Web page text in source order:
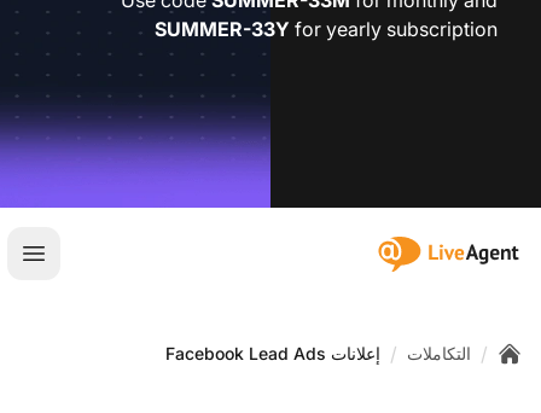
SUMMER-33Y for yearly subscription
:site.title
فتح
/ التكاملات / إعلانات Facebook Lead Ads